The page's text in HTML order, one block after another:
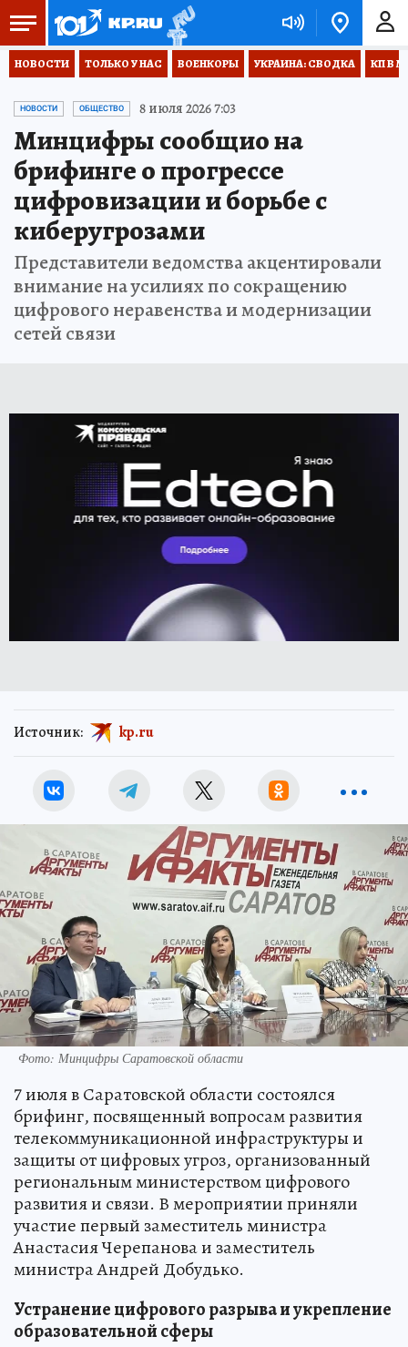
НОВОСТИ ТОЛЬКО У НАС ВОЕНКОРЫ УКРАИНА: СВОДКА КП В
НОВОСТИ ОБЩЕСТВО 8 июля 2026 7:03
Минцифры сообщио на
брифинге о прогрессе
цифровизации и борьбе с
киберугрозами
Представители ведомства акцентировали
внимание на усилиях по сокращению
цифрового неравенства и модернизации
сетей связи
Источник: kp.ru
Фото: Минцифры Саратовской области
7 июля в Саратовской области состоялся
брифинг, посвященный вопросам развития
телекоммуникационной инфраструктуры и
защиты от цифровых угроз, организованный
региональным министерством цифрового
развития и связи. В мероприятии приняли
участие первый заместитель министра
Анастасия Черепанова и заместитель
министра Андрей Добудько.
Устранение цифрового разрыва и укрепление
образовательной сферы